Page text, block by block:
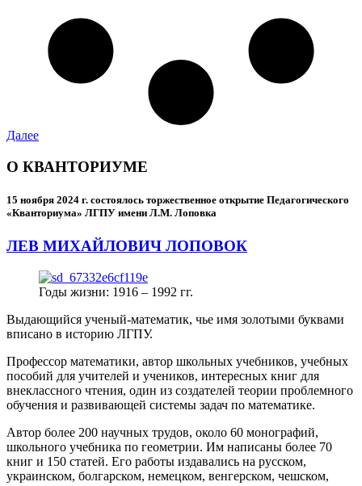
Далее
О КВАНТОРИУМЕ
15 ноября 2024 г. состоялось торжественное открытие Педагогического
«Кванториума» ЛГПУ имени Л.М. Лоповка
ЛЕВ МИХАЙЛОВИЧ ЛОПОВОК
Годы жизни: 1916 – 1992 гг.
Выдающийся ученый-математик, чье имя золотыми буквами
вписано в историю ЛГПУ.
Профессор математики, автор школьных учебников, учебных
пособий для учителей и учеников, интересных книг для
внеклассного чтения, один из создателей теории проблемного
обучения и развивающей системы задач по математике.
Автор более 200 научных трудов, около 60 монографий,
школьного учебника по геометрии. Им написаны более 70
книг и 150 статей. Его работы издавались на русском,
украинском, болгарском, немецком, венгерском, чешском,